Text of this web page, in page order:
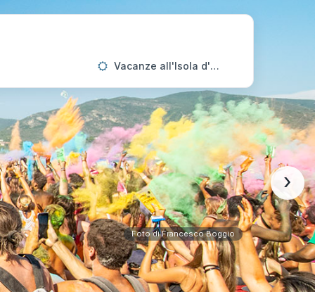
Vacanze all'Isola d'Elba
Foto di Francesco Boggio
›